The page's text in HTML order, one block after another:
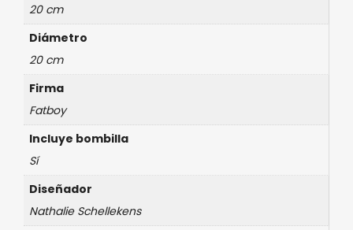
20 cm
Diámetro
20 cm
Firma
Fatboy
Incluye bombilla
Sí
Diseñador
Nathalie Schellekens